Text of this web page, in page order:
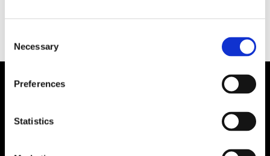
Selection
Necessary
Preferences
Statistics